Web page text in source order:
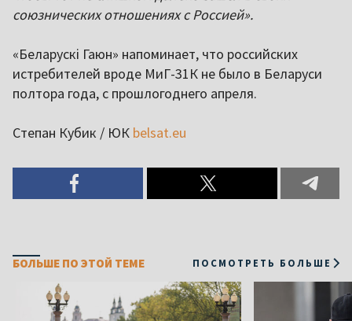
союзнических отношениях с Россией».
«Беларускі Гаюн» напоминает, что российских
истребителей вроде МиГ-31К не было в Беларуси
полтора года, с прошлогоднего апреля.
Степан Кубик / ЮК belsat.eu
БОЛЬШЕ ПО ЭТОЙ ТЕМЕ ПОСМОТРЕТЬ БОЛЬШЕ